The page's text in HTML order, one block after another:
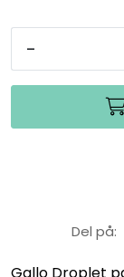
-
Del på:
Gallo Droplet